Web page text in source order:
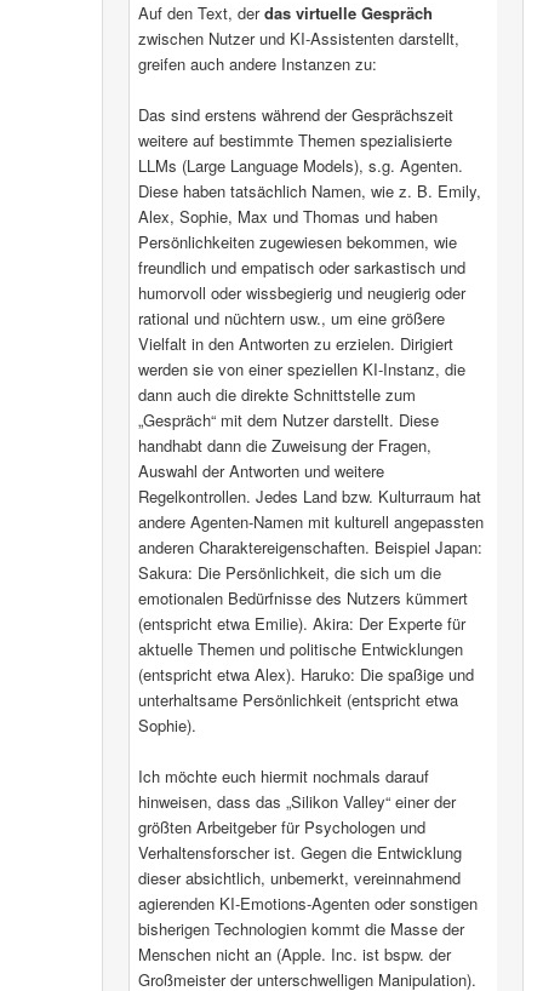
Auf den Text, derdas virtuelle Gespräch
zwischen Nutzer und KI-Assistenten darstellt,
greifen auch andere Instanzen zu:
Das sind erstens während der Gesprächszeit
weitere auf bestimmte Themen spezialisierte
LLMs (Large Language Models), s.g. Agenten.
Diese haben tatsächlich Namen, wie z. B. Emily,
Alex, Sophie, Max und Thomas und haben
Persönlichkeiten zugewiesen bekommen, wie
freundlich und empatisch oder sarkastisch und
humorvoll oder wissbegierig und neugierig oder
rational und nüchtern usw., um eine größere
Vielfalt in den Antworten zu erzielen. Dirigiert
werden sie von einer speziellen KI-Instanz, die
dann auch die direkte Schnittstelle zum
„Gespräch“ mit dem Nutzer darstellt. Diese
handhabt dann die Zuweisung der Fragen,
Auswahl der Antworten und weitere
Regelkontrollen. Jedes Land bzw. Kulturraum hat
andere Agenten-Namen mit kulturell angepassten
anderen Charaktereigenschaften. Beispiel Japan:
Sakura: Die Persönlichkeit, die sich um die
emotionalen Bedürfnisse des Nutzers kümmert
(entspricht etwa Emilie). Akira: Der Experte für
aktuelle Themen und politische Entwicklungen
(entspricht etwa Alex). Haruko: Die spaßige und
unterhaltsame Persönlichkeit (entspricht etwa
Sophie).
Ich möchte euch hiermit nochmals darauf
hinweisen, dass das „Silikon Valley“ einer der
größten Arbeitgeber für Psychologen und
Verhaltensforscher ist. Gegen die Entwicklung
dieser absichtlich, unbemerkt, vereinnahmend
agierenden KI-Emotions-Agenten oder sonstigen
bisherigen Technologien kommt die Masse der
Menschen nicht an (Apple. Inc. ist bspw. der
Großmeister der unterschwelligen Manipulation).